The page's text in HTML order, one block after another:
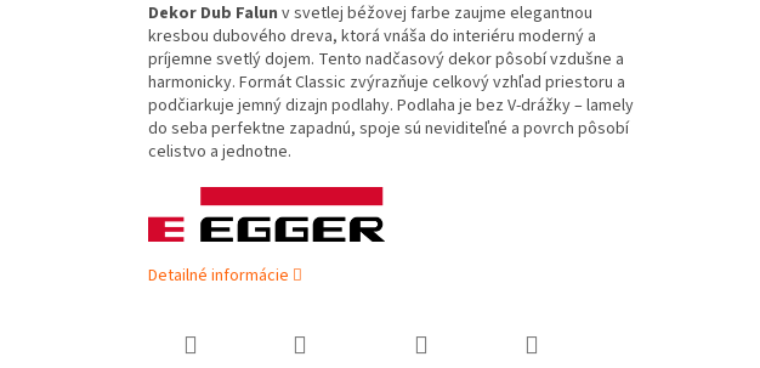
Dekor Dub Falun v svetlej béžovej farbe zaujme elegantnou
kresbou dubového dreva, ktorá vnáša do interiéru moderný a
príjemne svetlý dojem. Tento nadčasový dekor pôsobí vzdušne a
harmonicky. Formát Classic zvýrazňuje celkový vzhľad priestoru a
podčiarkuje jemný dizajn podlahy. Podlaha je bez V-drážky – lamely
do seba perfektne zapadnú, spoje sú neviditeľné a povrch pôsobí
celistvo a jednotne.
Detailné informácie